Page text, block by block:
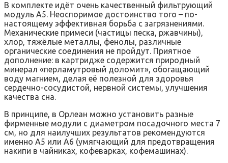
В комплекте идёт очень качественный фильтрующий
модуль А5. Неоспоримое достоинство того – по-
настоящему эффективная борьба с загрязнениями.
Механические примеси (частицы песка, ржавчины),
хлор, тяжёлые металлы, фенолы, различные
органические соединения не пройдут. Приятное
дополнение: в картридже содержится природный
минерал «перламутровый доломит», обогащающий
воду магнием, делая её полезной для здоровья
сердечно-сосудистой, нервной системы, улучшения
качества сна.
В принципе, в Орлеан можно установить разные
фирменные модули с диаметром посадочного места 7
см, но для наилучших результатов рекомендуются
именно А5 или А6 (умягчающий для предотвращения
накипи в чайниках, кофеварках, кофемашинах).